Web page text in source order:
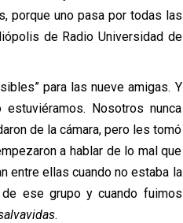
porque uno pasa por todas las
de Radio Universidad de
para las nueve amigas. Y
Nosotros nunca
de la cámara, pero les tomó
a hablar de lo mal que
entre ellas cuando no estaba la
ese grupo y cuando fuimos
.